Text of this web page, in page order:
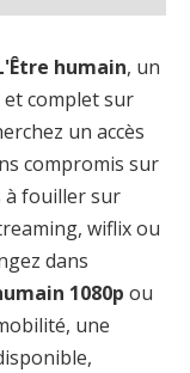
humain, un
complet sur
un accès
compromis sur
à fouiller sur
wiflix ou
dans
1080p ou
une